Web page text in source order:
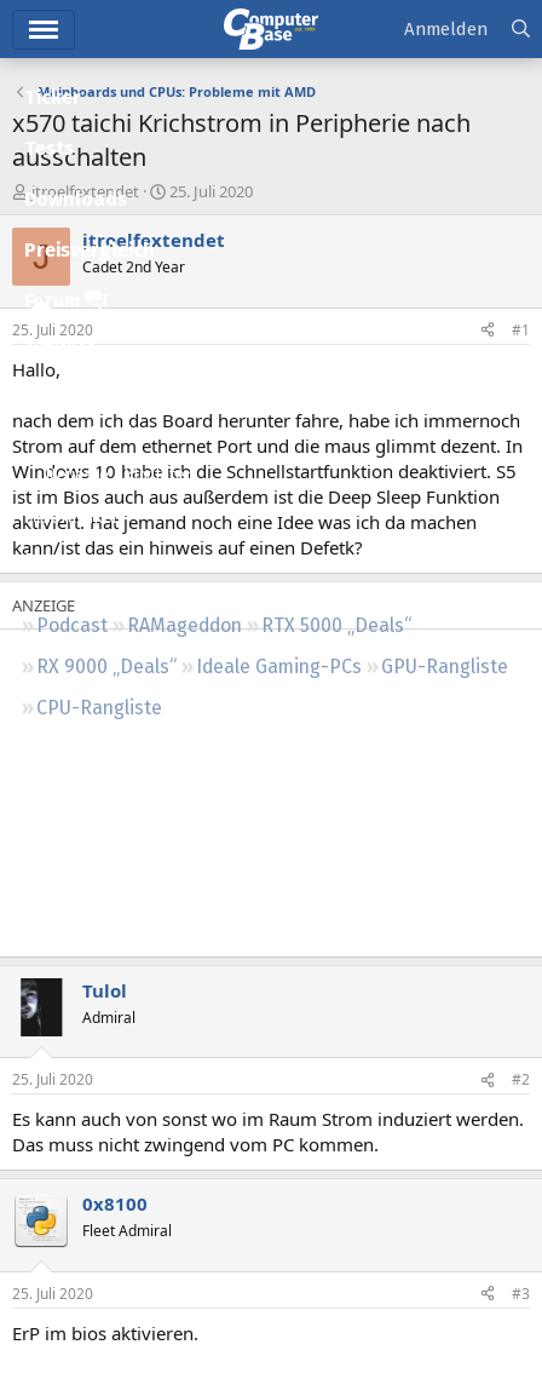
Ticker
Tests
Downloads
Preisvergleich
Forum
Aktuelles
Neue Beiträge
Neueste Aktivitäten
Leserartikel
Regeln
Podcast RAMageddon
RTX 5000 „Deals“
RX 9000 „Deals“
Ideale Gaming-PCs
GPU-Rangliste
CPU-Rangliste
Anmelden
Mainboards und CPUs: Probleme mit AMD
x570 taichi Krichstrom in Peripherie nach
ausschalten
E
r
s
t
e
r
jtroelfextendet
E
s
e
t
25. Juli 2020
J jtroelfextendet
Cadet 2nd Year
25. Juli 2020 #1
Hallo,
nach dem ich das Board herunter fahre, habe ich immernoch
Strom auf dem ethernet Port und die maus glimmt dezent. In
Windows 10 habe ich die Schnellstartfunktion deaktiviert. S5
ist im Bios auch aus außerdem ist die Deep Sleep Funktion
aktiviert. Hat jemand noch eine Idee was ich da machen
kann/ist das ein hinweis auf einen Defetk?
Tulol
Admiral
25. Juli 2020 #2
Es kann auch von sonst wo im Raum Strom induziert werden.
Das muss nicht zwingend vom PC kommen.
0x8100
Fleet Admiral
25. Juli 2020 #3
ErP im bios aktivieren.